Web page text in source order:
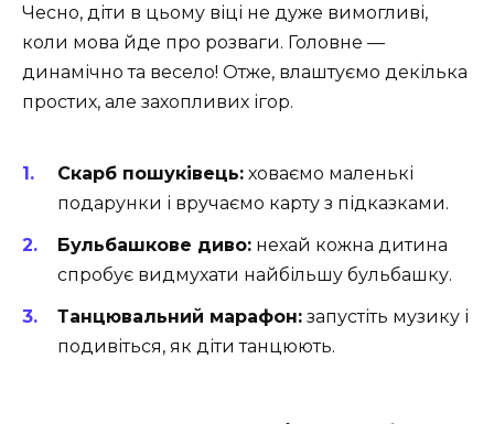
Чесно, діти в цьому віці не дуже вимогливі,
коли мова йде про розваги. Головне —
динамічно та весело! Отже, влаштуємо декілька
простих, але захопливих ігор.
Скарб пошуківець: ховаємо маленькі
подарунки і вручаємо карту з підказками.
Бульбашкове диво: нехай кожна дитина
спробує видмухати найбільшу бульбашку.
Танцювальний марафон: запустіть музику і
подивіться, як діти танцюють.